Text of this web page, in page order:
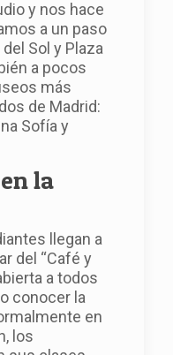
y nos hace
a un paso
Sol y Plaza
a pocos
más
de Madrid:
Sofía y
la
llegan a
del “Café y
a todos
conocer la
en
los